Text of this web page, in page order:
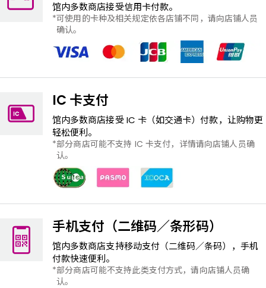
馆内多数商店接受信用卡付款。
可使用的卡种及相关规定依各店铺不同，请向店铺人员
确认。
IC 卡支付
馆内多数商店接受 IC ​​卡（如交通卡）付款，让购物更
轻松便利。
部分商店可能不支持 IC 卡支付，详情请向店铺人员确
认。
手机支付（二维码／条形码）
馆内多数商店支持移动支付（二维码／条码），手机
付款快速便利。
部分商店可能不支持此类支付方式，请向店铺人员确
认。